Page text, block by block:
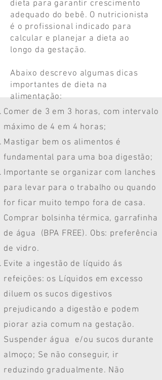
Comer de 3 em 3 horas, com intervalo
máximo de 4 em 4 horas;
Mastigar bem os alimentos é
fundamental para uma boa digestão;
Importante se organizar com lanches
para levar para o trabalho ou quando
for ficar muito tempo fora de casa.
Comprar bolsinha térmica, garrafinha
de água (BPA FREE). Obs: preferência
de vidro.
Evite a ingestão de líquido ás
refeições: os Líquidos em excesso
diluem os sucos digestivos
prejudicando a digestão e podem
piorar azia comum na gestação.
Suspender água e/ou sucos durante
almoço; Se não conseguir, ir
reduzindo gradualmente. Não
dieta para garantir crescimento
adequado do bebê. O nutricionista
é o profissional indicado para
calcular e planejar a dieta ao
longo da gestação.
Abaixo descrevo algumas dicas
importantes de dieta na
alimentação: